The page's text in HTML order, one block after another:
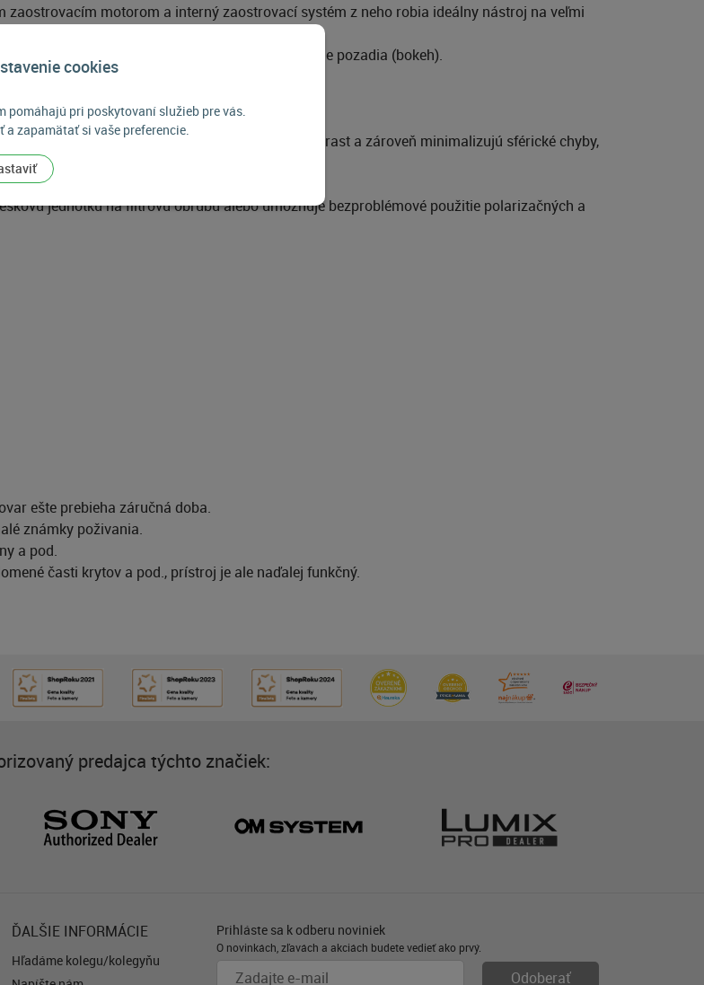
cookies
pomáhajú pri poskytovaní služieb pre vás.
a zapamätať si vaše preferencie.
motorom a interný zaostrovací systém z neho robia ideálny nástroj na veľmi
osvetlení a má priaznivý vplyv na rozostrenie pozadia (bokeh).
tvaru.
zaostrovania až 0,219 m).
a závoju.
objektívu zabezpečujú vysoké rozlíšenie a kontrast a zároveň minimalizujú sférické chyby,
automatické zaostrovanie.
jednotku na filtrovú obrubu alebo umožňuje bezproblémové použitie polarizačných a
ešte prebieha záručná doba.
známky poživania.
a pod.
časti krytov a pod., prístroj je ale naďalej funkčný.
predajca týchto značiek:
ĎALŠIE INFORMÁCIE
Hľadáme kolegu/kolegyňu
Prihláste sa k odberu noviniek
O novinkách, zľavách a akciách budete vedieť ako prvý.